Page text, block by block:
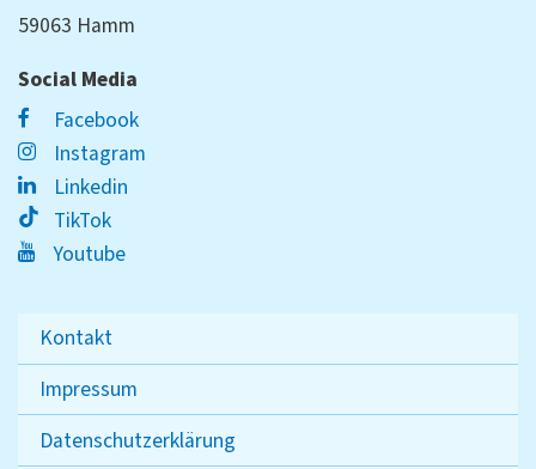
59063 Hamm
Social Media
Facebook
Instagram
Linkedin
TikTok
Youtube
Kontakt
Impressum
Datenschutzerklärung